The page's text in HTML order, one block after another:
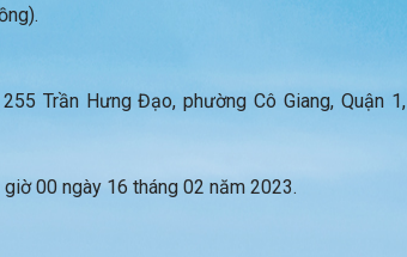
Trần Hưng Đạo, phường Cô Giang, Quận 1,
00 ngày 16 tháng 02 năm 2023.